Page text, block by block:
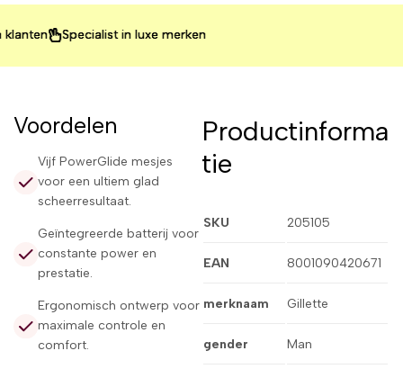
Specialist in luxe merken
Specialist in luxe merken
Specialist in luxe merken
Voordelen
Vijf PowerGlide mesjes
voor een ultiem glad
scheerresultaat.
Geïntegreerde batterij voor
constante power en
prestatie.
Ergonomisch ontwerp voor
maximale controle en
comfort.
Productinforma
tie
SKU 205105
EAN 8001090420671
merknaam Gillette
gender Man